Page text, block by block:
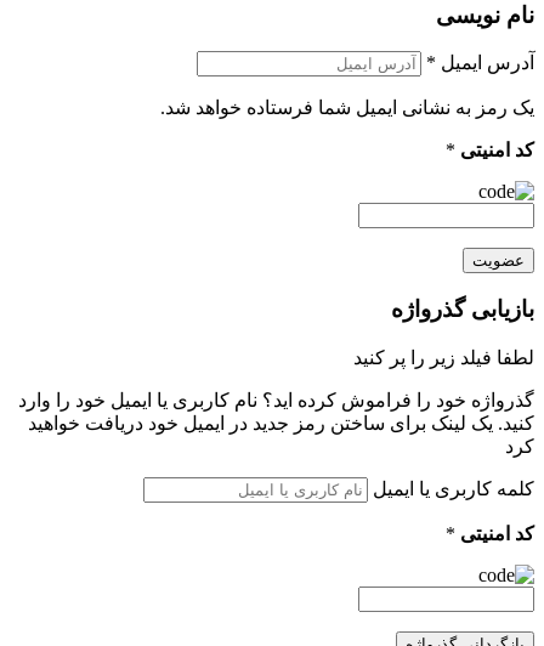
نام نویسی
آدرس ایمیل *
یک رمز به نشانی ایمیل شما فرستاده خواهد شد.
کد امنیتی *
عضویت
بازیابی گذرواژه
لطفا فیلد زیر را پر کنید
گذرواژه خود را فراموش کرده اید؟ نام کاربری یا ایمیل خود را وارد
کنید. یک لینک برای ساختن رمز جدید در ایمیل خود دریافت خواهید
کرد
کلمه کاربری یا ایمیل
کد امنیتی *